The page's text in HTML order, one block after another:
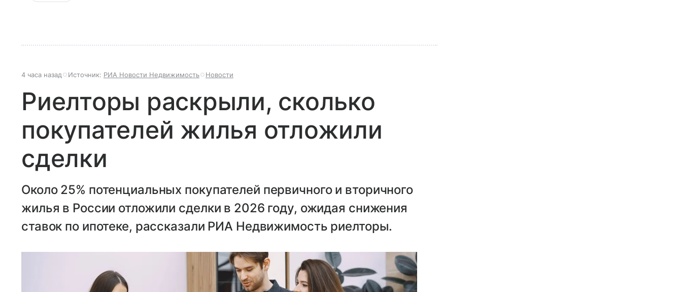
4 часа назад Источник: РИА Новости Недвижимость Новости
Риелторы раскрыли, сколько
покупателей жилья отложили
сделки
Около 25% потенциальных покупателей первичного и вторичного
жилья в России отложили сделки в 2026 году, ожидая снижения
ставок по ипотеке, рассказали РИА Недвижимость риелторы.